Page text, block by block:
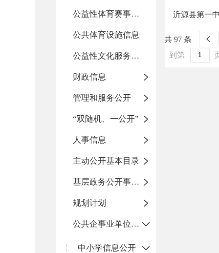
公益性体育赛事活动
公共体育设施信息
公益性文化服务活动
财政信息
管理和服务公开
“双随机、一公开”
人事信息
主动公开基本目录
基层政务公开事项标准目录
规划计划
公共企事业单位信息公开
中小学信息公开
沂源县第一
共 97 条
到第